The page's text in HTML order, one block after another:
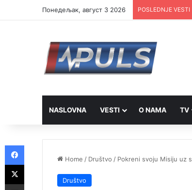
Понедељак, август 3 2026 POSLEDNJE VESTI
NASLOVNA VESTI O NAMA TV
Home / Društvo / Pokreni svoju Misiju uz
Društvo
Facebook
X
Share via Email